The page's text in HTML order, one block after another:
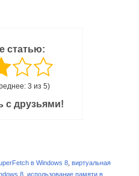
статью:
3 из 5)
с друзьями!
в Windows 8 виртуальная
8, использование памяти в